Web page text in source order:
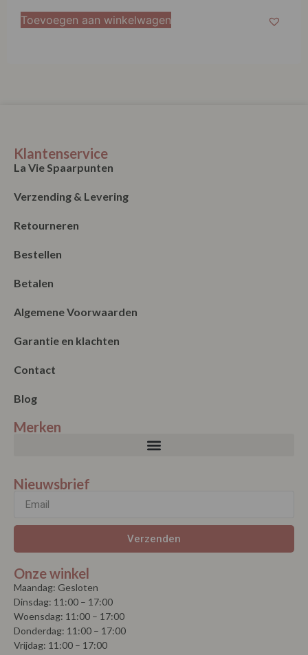
Toevoegen aan winkelwagen
Klantenservice
La Vie Spaarpunten
Verzending & Levering
Retourneren
Bestellen
Betalen
Algemene Voorwaarden
Garantie en klachten
Contact
Blog
Merken
Nieuwsbrief
Verzenden
Onze winkel
Maandag: Gesloten
Dinsdag: 11:00 – 17:00
Woensdag: 11:00 – 17:00
Donderdag: 11:00 – 17:00
Vrijdag: 11:00 – 17:00